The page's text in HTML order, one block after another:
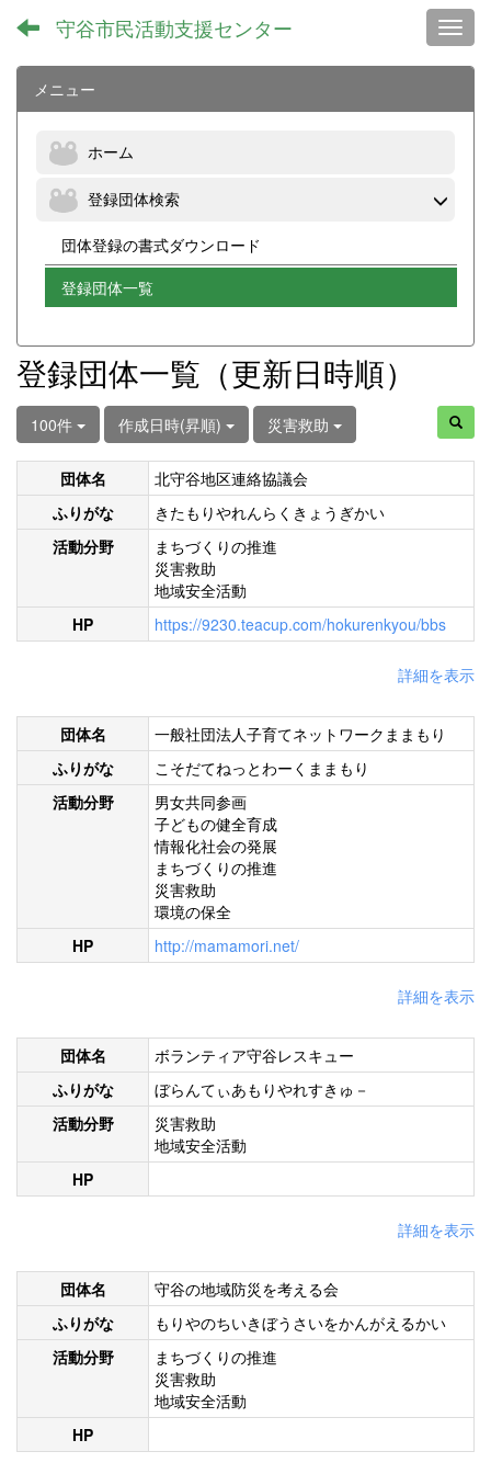
守谷市民活動支援センター
メニュー
ホーム
登録団体検索
団体登録の書式ダウンロード
登録団体一覧
登録団体一覧（更新日時順）
100件 作成日時(昇順) 災害救助
団体名
北守谷地区連絡協議会
ふりがな
きたもりやれんらくきょうぎかい
活動分野
まちづくりの推進
災害救助
地域安全活動
HP
https://9230.teacup.com/hokurenkyou/bbs
詳細を表示
団体名
一般社団法人子育てネットワークままもり
ふりがな
こそだてねっとわーくままもり
活動分野
男女共同参画
子どもの健全育成
情報化社会の発展
まちづくりの推進
災害救助
環境の保全
HP
http://mamamori.net/
詳細を表示
団体名
ボランティア守谷レスキュー
ふりがな
ぼらんてぃあもりやれすきゅ－
活動分野
災害救助
地域安全活動
HP
詳細を表示
団体名
守谷の地域防災を考える会
ふりがな
もりやのちいきぼうさいをかんがえるかい
活動分野
まちづくりの推進
災害救助
地域安全活動
HP